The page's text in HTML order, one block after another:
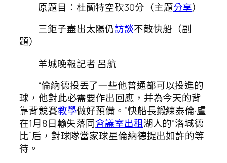
原題目：杜蘭特空砍30分（主題分享）
三鉅子盡出太陽仍訪談不敵快船（副
題）
羊城晚報記者 呂航
“倫納德投丟了一些他普通都可以投進的
球，他對此必需要作出回應，并為今天的背
靠背競賽教學做好預備。”快船長鍛練泰倫·盧
在1月8日輸失落同會議室出租湖人的“洛城德
比”后，對球隊當家球星倫納德提出如許的等
待。